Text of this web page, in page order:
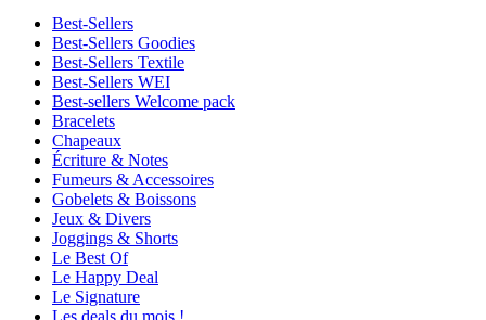
Best-Sellers
Best-Sellers Goodies
Best-Sellers Textile
Best-Sellers WEI
Best-sellers Welcome pack
Bracelets
Chapeaux
Écriture & Notes
Fumeurs & Accessoires
Gobelets & Boissons
Jeux & Divers
Joggings & Shorts
Le Best Of
Le Happy Deal
Le Signature
Les deals du mois !